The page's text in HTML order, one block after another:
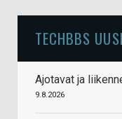
TECHBBS
Ajotavat ja
9.8.2026